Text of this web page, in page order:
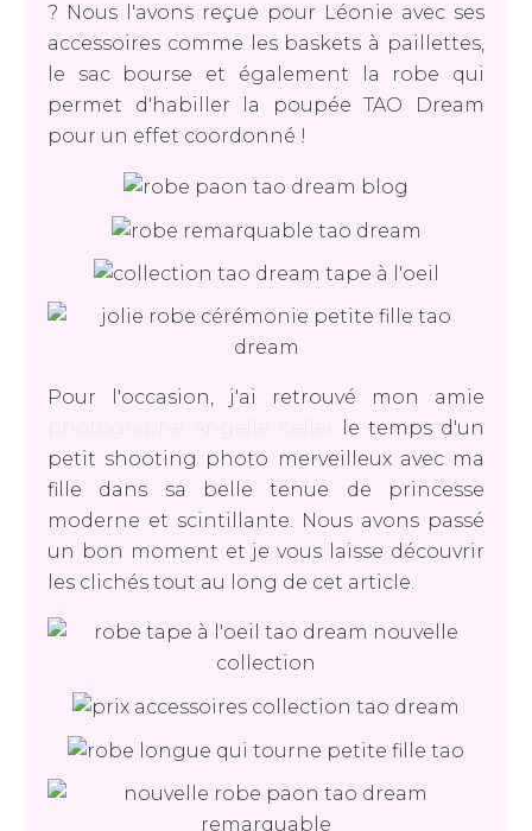
? Nous l'avons reçue pour Léonie avec ses
accessoires comme les baskets à paillettes,
le sac bourse et également la robe qui
permet d'habiller la poupée TAO Dream
pour un effet coordonné !
Pour l'occasion, j'ai retrouvé mon amie
le temps d'un
petit shooting photo merveilleux avec ma
fille dans sa belle tenue de princesse
moderne et scintillante. Nous avons passé
un bon moment et je vous laisse découvrir
les clichés tout au long de cet article.